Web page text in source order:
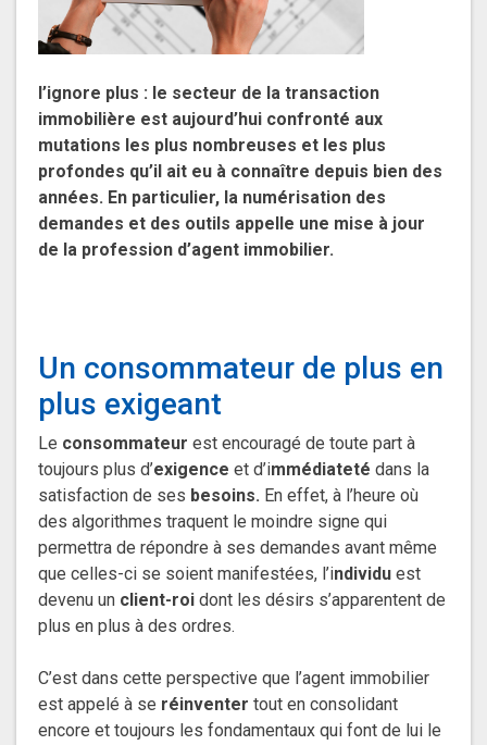
l’ignore plus : le secteur de la transaction
immobilière est aujourd’hui confronté aux
mutations les plus nombreuses et les plus
profondes qu’il ait eu à connaître depuis bien des
années. En particulier, la numérisation des
demandes et des outils appelle une mise à jour
de la profession d’agent immobilier.
Un consommateur de plus en
plus exigeant
Le consommateur est encouragé de toute part à
toujours plus d’exigence et d’immédiateté dans la
satisfaction de ses besoins. En effet, à l’heure où
des algorithmes traquent le moindre signe qui
permettra de répondre à ses demandes avant même
que celles-ci se soient manifestées, l’individu est
devenu un client-roi dont les désirs s’apparentent de
plus en plus à des ordres.
C’est dans cette perspective que l’agent immobilier
est appelé à se réinventer tout en consolidant
encore et toujours les fondamentaux qui font de lui le